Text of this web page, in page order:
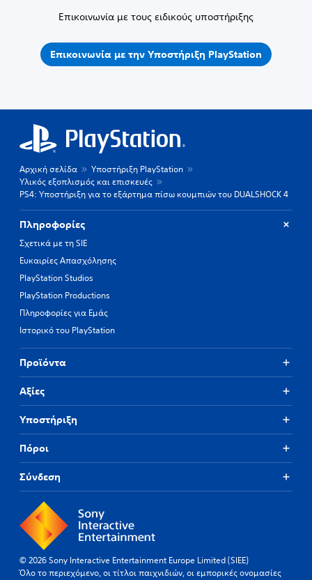
Επικοινωνία με τους ειδικούς υποστήριξης
Επικοινωνία με την Υποστήριξη PlayStation
Αρχική σελίδα
Υποστήριξη PlayStation
Υλικός εξοπλισμός και επισκευές
PS4: Υποστήριξη για το εξάρτημα πίσω κουμπιών του DUALSHOCK 4
Πληροφορίες
Σχετικά με τη SIE
Ευκαιρίες Απασχόλησης
PlayStation Studios
PlayStation Productions
Πληροφορίες για Εμάς
Ιστορικό του PlayStation
Προϊόντα
Αξίες
Υποστήριξη
Πόροι
Σύνδεση
© 2026 Sony Interactive Entertainment Europe Limited (SIEE)
Όλο το περιεχόμενο, οι τίτλοι παιχνιδιών, οι εμπορικές ονομασίες